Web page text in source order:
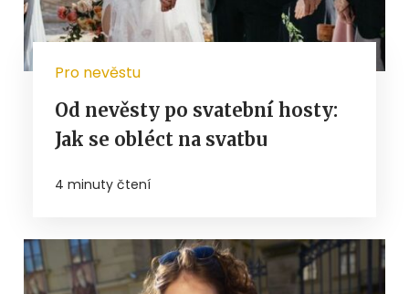
Pro nevěstu
Od nevěsty po svatební hosty:
Jak se obléct na svatbu
4 minuty čtení